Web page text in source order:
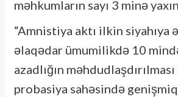
məhkumların sayı 3 minə
“Amnistiya aktı ilkin siyahıya
əlaqədar ümumilikdə 10
azadlığın
probasiya sahəsində